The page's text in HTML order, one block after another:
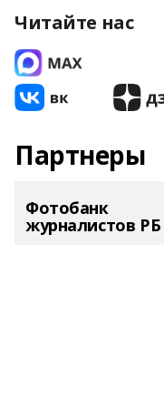
Читайте нас
Партнеры
Фотобанк
журналистов РБ